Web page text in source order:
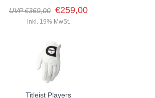
UVP €369,00 €259,00
inkl. 19% MwSt.
Titleist Players